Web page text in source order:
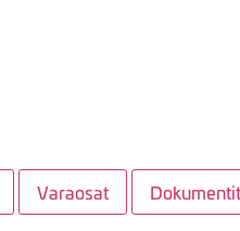
Varaosat Dokumentit